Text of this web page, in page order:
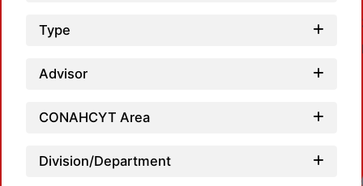
Type
Advisor
CONAHCYT Area
Division/Department